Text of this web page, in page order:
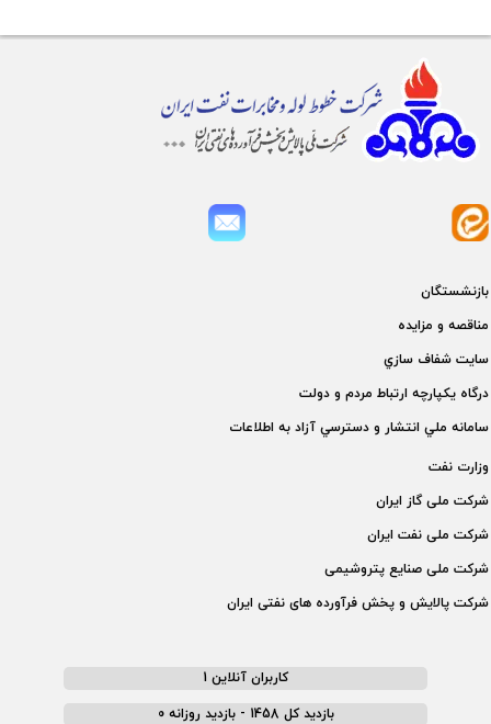
بازنشستگان
مناقصه و مزايده
سايت شفاف سازي
درگاه يكپارچه ارتباط مردم و دولت
سامانه ملي انتشار و دسترسي آزاد به اطلاعات
وزارت نفت
شركت ملی گاز ايران
شركت ملی نفت ايران
شركت ملی صنايع پتروشيمی
شركت پالايش و پخش فرآورده های نفتی ايران
کاربران آنلاین 1
بازدید کل 1458 - بازدید روزانه 0